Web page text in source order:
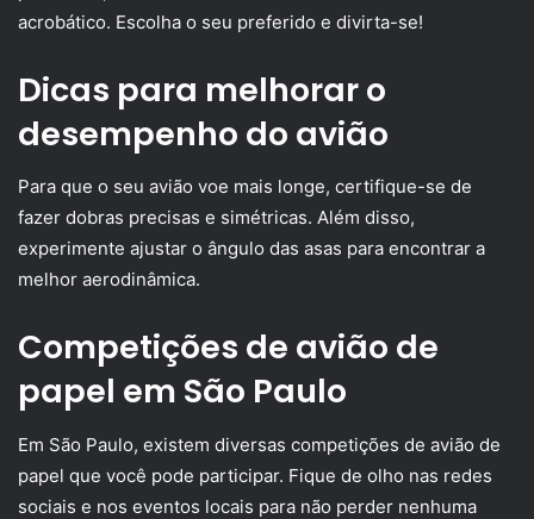
acrobático. Escolha o seu preferido e divirta-se!
Dicas para melhorar o
desempenho do avião
Para que o seu avião voe mais longe, certifique-se de
fazer dobras precisas e simétricas. Além disso,
experimente ajustar o ângulo das asas para encontrar a
melhor aerodinâmica.
Competições de avião de
papel em São Paulo
Em São Paulo, existem diversas competições de avião de
papel que você pode participar. Fique de olho nas redes
sociais e nos eventos locais para não perder nenhuma